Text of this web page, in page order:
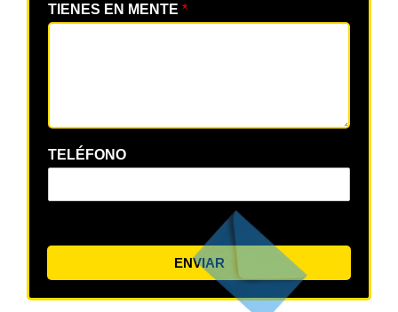
TIENES EN MENTE *
TELÉFONO
ENVIAR